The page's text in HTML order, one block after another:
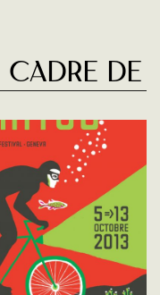
cadre de